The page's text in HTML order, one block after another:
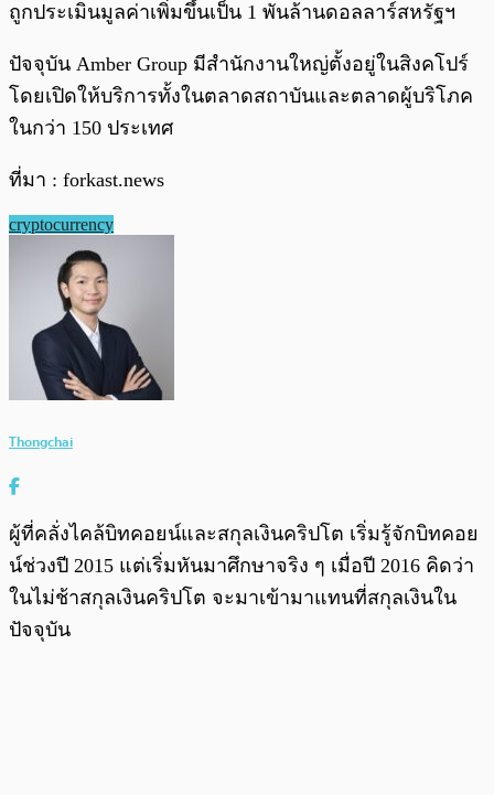
ถูกประเมินมูลค่าเพิ่มขึ้นเป็น 1 พันล้านดอลลาร์สหรัฐฯ
ปัจจุบัน Amber Group มีสำนักงานใหญ่ตั้งอยู่ในสิงคโปร์
โดยเปิดให้บริการทั้งในตลาดสถาบันและตลาดผู้บริโภค
ในกว่า 150 ประเทศ
ที่มา : forkast.news
cryptocurrency
Thongchai
ผู้ที่คลั่งไคล้บิทคอยน์และสกุลเงินคริปโต เริ่มรู้จักบิทคอย
น์ช่วงปี 2015 แต่เริ่มหันมาศึกษาจริง ๆ เมื่อปี 2016 คิดว่า
ในไม่ช้าสกุลเงินคริปโต จะมาเข้ามาแทนที่สกุลเงินใน
ปัจจุบัน